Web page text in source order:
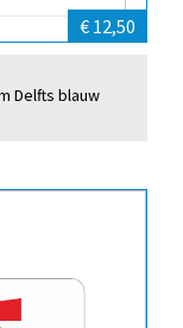
€ 12,50
Delfts blauw